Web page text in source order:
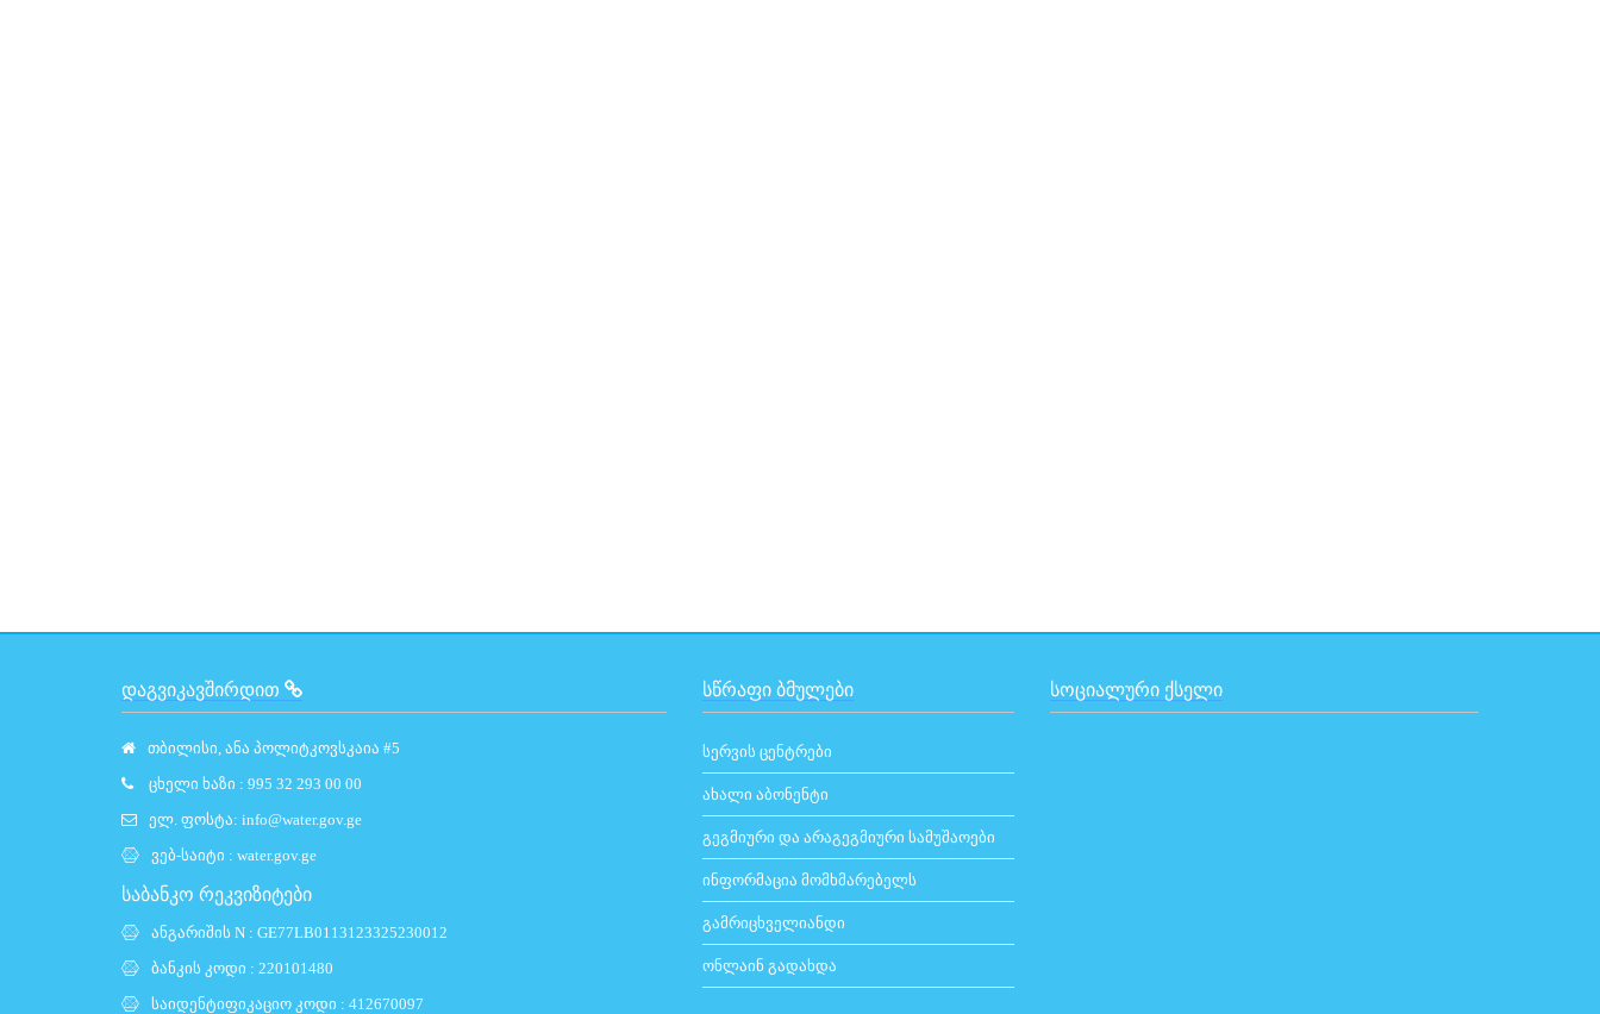
ᲓᲐᲒᲕᲘᲙᲐᲕᲨᲘᲠᲓᲘᲗ
თბილისი, ანა პოლიტკოვსკაია #5
ცხელი ხაზი : 995 32 293 00 00
ელ. ფოსტა: info@water.gov.ge
ვებ-საიტი : water.gov.ge
საბანკო რეკვიზიტები
ანგარიშის N : GE77LB0113123325230012
ბანკის კოდი : 220101480
საიდენტიფიკაციო კოდი : 412670097
ᲡᲬᲠᲐᲤᲘ ᲑᲛᲣᲚᲔᲑᲘ
სერვის ცენტრები
ახალი აბონენტი
გეგმიური და არაგეგმიური სამუშაოები
ინფორმაცია მომხმარებელს
გამრიცხველიანდი
ონლაინ გადახდა
ᲡᲝᲪᲘᲐᲚᲣᲠᲘ ᲥᲡᲔᲚᲘ